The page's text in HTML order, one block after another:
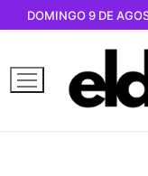
contenido
DOMINGO 9 DE